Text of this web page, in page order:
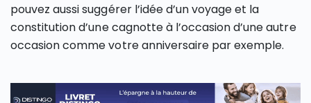
pouvez aussi suggérer l’idée d’un voyage et la
constitution d’une cagnotte à l’occasion d’une autre
occasion comme votre anniversaire par exemple.